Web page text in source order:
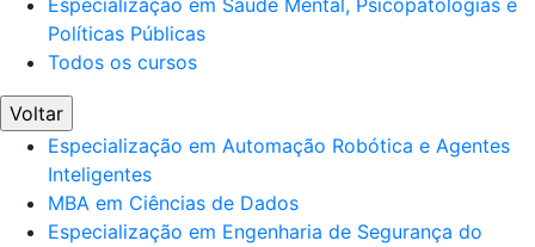
Especialização em Saúde Mental, Psicopatologias e
Políticas Públicas
Todos os cursos
Voltar
Especialização em Automação Robótica e Agentes
Inteligentes
MBA em Ciências de Dados
Especialização em Engenharia de Segurança do